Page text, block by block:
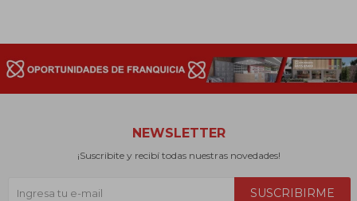
NEWSLETTER
¡Suscribite y recibí todas nuestras novedades!
SUSCRIBIRME